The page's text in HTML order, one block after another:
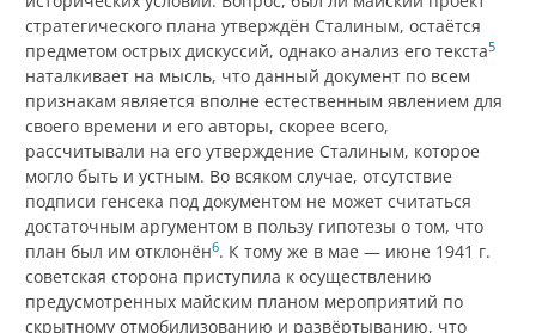
стратегического плана утверждён Сталиным, остаётся
предметом острых дискуссий, однако анализ его текста5
наталкивает на мысль, что данный документ по всем
признакам является вполне естественным явлением для
своего времени и его авторы, скорее всего,
рассчитывали на его утверждение Сталиным, которое
могло быть и устным. Во всяком случае, отсутствие
подписи генсека под документом не может считаться
достаточным аргументом в пользу гипотезы о том, что
план был им отклонён6. К тому же в мае — июне 1941 г.
советская сторона приступила к осуществлению
предусмотренных майским планом мероприятий по
скрытному отмобилизованию и развёртыванию, что